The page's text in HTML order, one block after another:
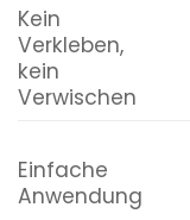
Kein
Verkleben,
kein
Verwischen
Einfache
Anwendung